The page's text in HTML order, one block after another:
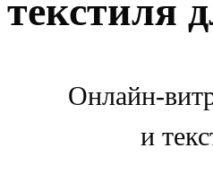
текстиля
Онлайн-
и